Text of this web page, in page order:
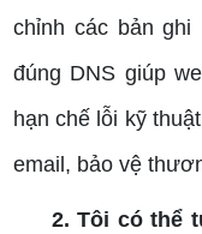
chỉnh các bản ghi
đúng DNS giúp
hạn chế lỗi kỹ
email, bảo vệ
2. Tôi có thể